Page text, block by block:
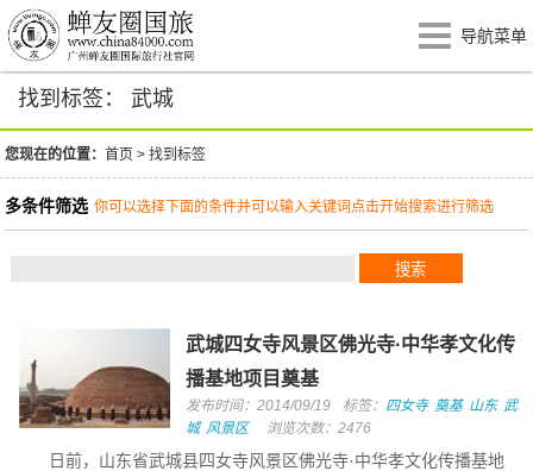
导航菜单
找到标签： 武城
您现在的位置：首页 >找到标签
多条件筛选 你可以选择下面的条件并可以输入关键词点击开始搜索进行筛选
武城四女寺风景区佛光寺·中华孝文化传
播基地项目奠基
发布时间：2014/09/19 标签： 四女寺 奠基 山东 武
城 风景区 浏览次数：2476
日前，山东省武城县四女寺风景区佛光寺·中华孝文化传播基地